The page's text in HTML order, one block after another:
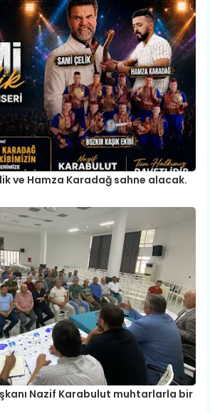
ve Hamza Karadağ sahne alacak.
Nazif Karabulut muhtarlarla bir